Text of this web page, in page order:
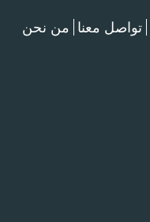
تواصل معنا من نحن